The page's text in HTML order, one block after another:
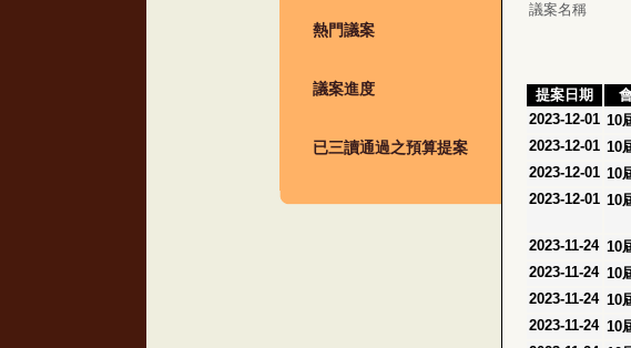
熱門議案
議案進度
已三讀通過之預算提案
議案名稱
提案日期
2023-12-01 10
2023-12-01 10
2023-12-01 10
2023-12-01 10
2023-11-24 10
2023-11-24 10
2023-11-24 10
2023-11-24 10